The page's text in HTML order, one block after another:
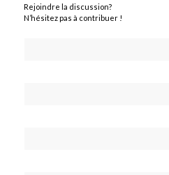
Rejoindre la discussion?
N’hésitez pas à contribuer !